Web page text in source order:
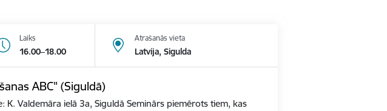
Laiks
16.00–18.00
Atrašanās vieta
Latvija, Sigulda
ABC" (Siguldā)
K. Valdemāra ielā 3a, Siguldā Seminārs piemērots tiem, kas